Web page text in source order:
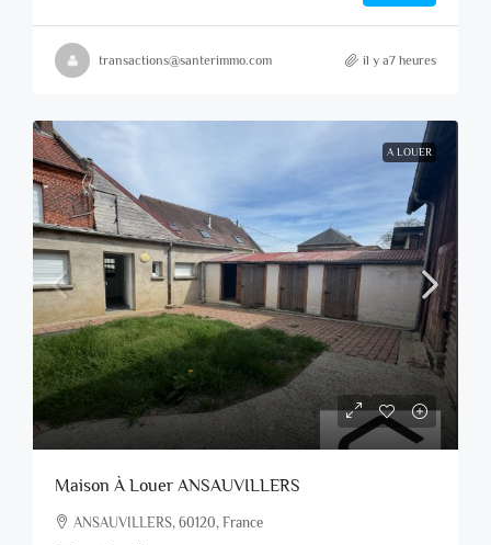
transactions@santerimmo.com il y a7 heures
A LOUER
Maison À Louer ANSAUVILLERS
ANSAUVILLERS, 60120, France